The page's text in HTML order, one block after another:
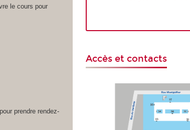
le cours pour
pour prendre rendez-
Accès et contacts